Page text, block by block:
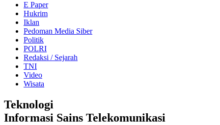
E Paper
Hukrim
Iklan
Pedoman Media Siber
Politik
POLRI
Redaksi / Sejarah
TNI
Video
Wisata
Teknologi
Informasi Sains Telekomunikasi